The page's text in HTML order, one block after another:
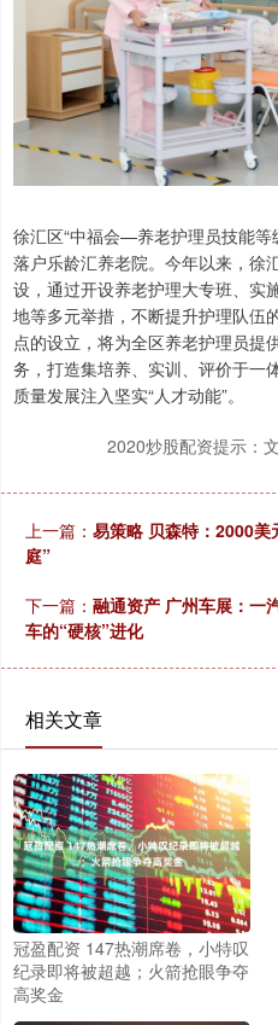
徐汇区“中福会—养老护理员技能
落户乐龄汇养老院。今年以来，徐
设，通过开设养老护理大专班、实
地等多元举措，不断提升护理队伍
点的设立，将为全区养老护理员提
务，打造集培养、实训、评价于一
质量发展注入坚实“人才动能”。
2020炒股配资提示：
上一篇： 易策略 贝森特：2000美
庭”
下一篇： 融通资产 广州车展：一
车的“硬核”进化
相关文章
冠盈配资 147热潮席卷，小特叹
纪录即将被超越；火箭抢眼争夺
高奖金